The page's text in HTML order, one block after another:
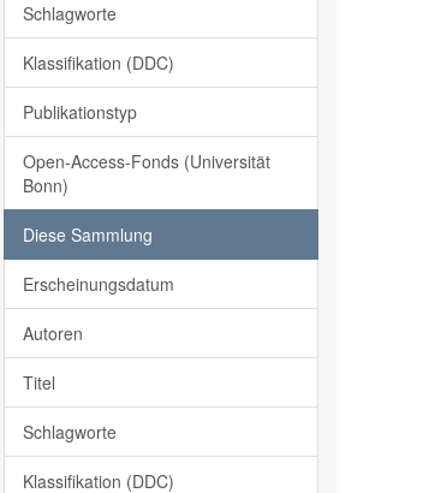
Schlagworte
Klassifikation (DDC)
Publikationstyp
Open-Access-Fonds (Universität
Bonn)
Diese Sammlung
Erscheinungsdatum
Autoren
Titel
Schlagworte
Klassifikation (DDC)